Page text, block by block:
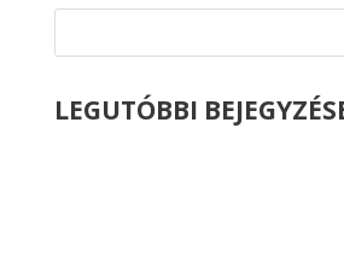
LEGUTÓBBI